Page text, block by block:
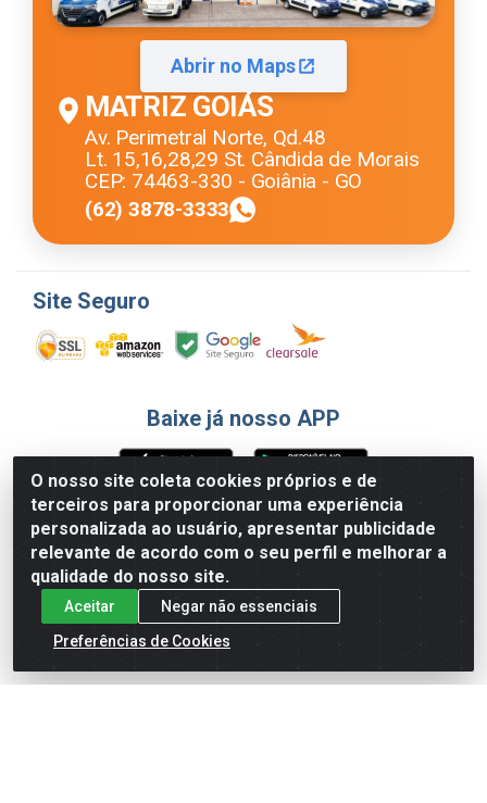
O nosso site coleta cookies próprios e de
terceiros para proporcionar uma experiência
personalizada ao usuário, apresentar publicidade
relevante de acordo com o seu perfil e melhorar a
qualidade do nosso site.
Aceitar
Negar não essenciais
Preferências de Cookies
Abrir no Maps
MATRIZ GOIÁS
Av. Perimetral Norte, Qd.48
Lt. 15,16,28,29 St. Cândida de Morais
CEP: 74463-330 - Goiânia - GO
(62) 3878-3333
Site Seguro
Baixe já nosso APP
Formas de Pagamento